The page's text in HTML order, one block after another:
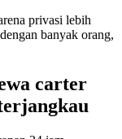
privasi lebih
banyak orang,
carter